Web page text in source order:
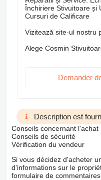
Închiriere Stivuitoare și
Cursuri de Calificare
Vizitează site-ul nostru
Alege Cosmin
Demander
Description est
Conseils concernant l'achat
Conseils de sécurité
Vérification du vendeur
Si vous décidez d'acheter
d'informations sur le
formulaire de